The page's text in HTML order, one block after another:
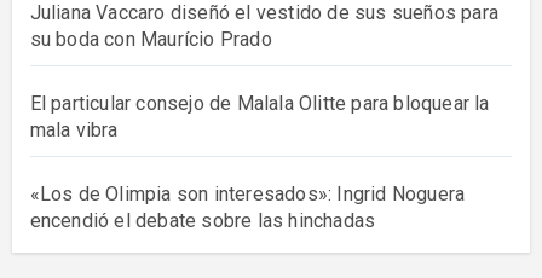
Juliana Vaccaro diseñó el vestido de sus sueños para
su boda con Maurício Prado
El particular consejo de Malala Olitte para bloquear la
mala vibra
«Los de Olimpia son interesados»: Ingrid Noguera
encendió el debate sobre las hinchadas